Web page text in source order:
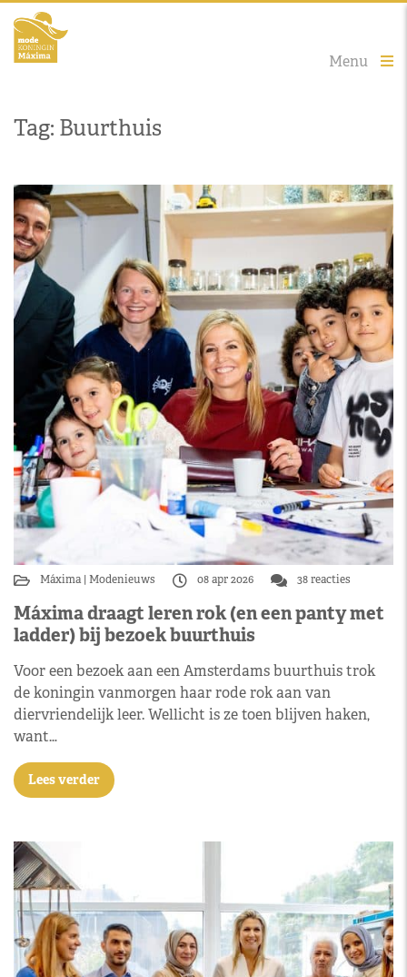
Menu
Tag: Buurthuis
Máxima Modenieuws 08 apr 2026 38 reacties
Máxima draagt leren rok (en een panty met
ladder) bij bezoek buurthuis
Voor een bezoek aan een Amsterdams buurthuis trok
de koningin vanmorgen haar rode rok aan van
diervriendelijk leer. Wellicht is ze toen blijven haken,
want…
Lees verder